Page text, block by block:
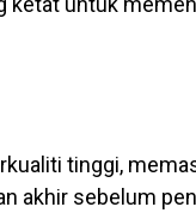
tinggi,
akhir sebelum